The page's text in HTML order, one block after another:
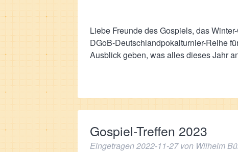
Liebe Freunde des Gospiels, das
DGoB-Deutschlandpokalturnier-Reihe
Ausblick geben, was alles dieses Jahr
Gospiel-Treffen 2023
Eingetragen2022-11-27 von Wilhelm